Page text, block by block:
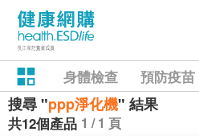
身體檢查 預防疫苗
搜尋 "ppp淨化機" 結果
共12個產品 1 / 1 頁